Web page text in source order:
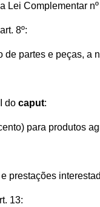
Lei Complementar
8º:
de partes e peças, a
do caput:
para produtos
prestações
13: